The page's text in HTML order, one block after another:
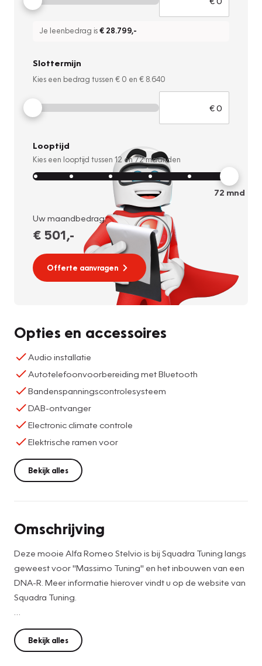
Je leenbedrag is€ 28.799,-
Slottermijn
Kies een bedrag tussen € 0 en € 8.640
Looptijd
Kies een looptijd tussen 12 en72maanden
72 mnd
Uw maandbedrag:
€ 501,-
Offerte aanvragen
Opties en accessoires
Audio installatie
Autotelefoonvoorbereiding met Bluetooth
Bandenspanningscontrolesysteem
DAB-ontvanger
Electronic climate controle
Elektrische ramen voor
Bekijk alles
Omschrijving
Deze mooie Alfa Romeo Stelvio is bij Squadra Tuning langs
geweest voor "Massimo Tuning" en het inbouwen van een
DNA-R. Meer informatie hierover vindt u op de website van
Squadra Tuning.
U bent van harte welkom bij Vakgarage Tichelaar. Al meer
dan 30 jaar een betrouwbaar adres voor onderhoud en
verkoop van gebruikte auto’s.
Bekijk alles